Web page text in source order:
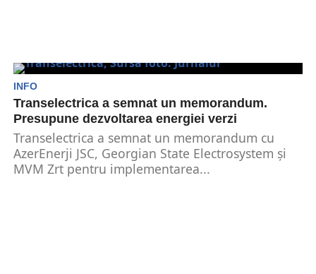
INFO
Transelectrica a semnat un memorandum.
Presupune dezvoltarea energiei verzi
Transelectrica a semnat un memorandum cu
AzerEnerji JSC, Georgian State Electrosystem și
MVM Zrt pentru implementarea...